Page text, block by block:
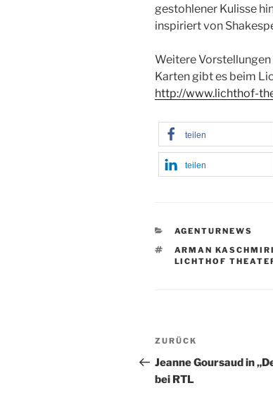
gestohlener Kulisse
inspiriert von
Weitere Vorstellungen
Karten gibt es beim
http://www.lichthof-
teilen
teilen
KATEGORIEN
AGENTURNEWS
SCHLAGWÖRTER
ARMAN KASCHMIRI
LICHTHOF
Vorheriger
Beitrag
ZURÜCK
Jeanne Goursaud in
bei RTL